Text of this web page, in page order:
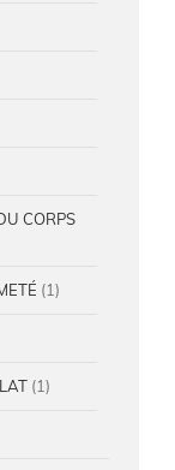
CORPS
(1)
(1)